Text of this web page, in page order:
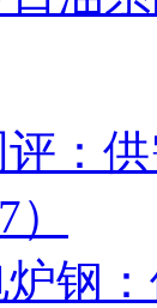
评：
炉钢